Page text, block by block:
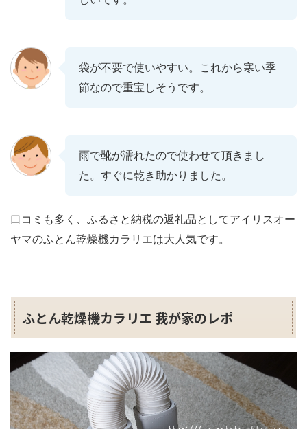
袋が不要で使いやすい。これから寒い季
節なので重宝しそうです。
雨で靴が濡れたので使わせて頂きまし
た。すぐに乾き助かりました。
口コミも多く、ふるさと納税の返礼品としてアイリスオー
ヤマのふとん乾燥機カラリエは大人気です。
ふとん乾燥機カラリエ 我が家のレポ